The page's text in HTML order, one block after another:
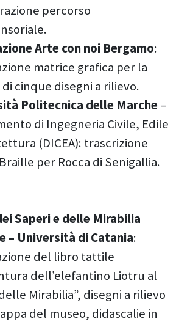
percorso
Arte con noi Bergamo:
matrice grafica per la
cinque disegni a rilievo.
Politecnica delle Marche –
di Ingegneria Civile, Edile
(DICEA): trascrizione
per Rocca di Senigallia.
Saperi e delle Mirabilia
– Università di Catania:
del libro tattile
dell’elefantino Liotru al
Mirabilia”, disegni a rilievo
del museo, didascalie in